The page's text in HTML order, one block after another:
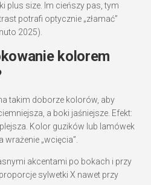
plus size. Im cieńszy pas, tym
potrafi optycznie „złamać”
2025).
kolorem
takim doborze kolorów, aby
a boki jaśniejsze. Efekt:
Kolor guzików lub lamówek
„wcięcia”.
akcentami po bokach i przy
sylwetki X nawet przy